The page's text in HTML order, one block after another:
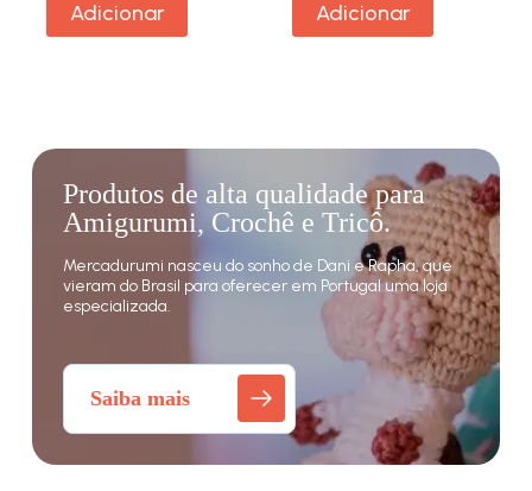
Adicionar Adicionar
Produtos de alta qualidade para
Amigurumi, Crochê e Tricô.
Mercadurumi nasceu do sonho de Dani e Rapha, que
vieram do Brasil para oferecer em Portugal uma loja
especializada.
Saiba mais